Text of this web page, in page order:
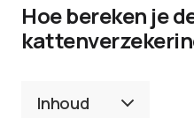
Hoe bereken je
Inhoud